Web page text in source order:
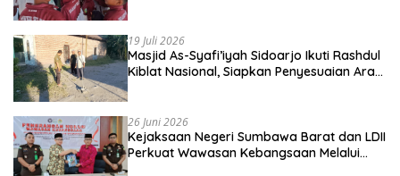
19 Juli 2026
Masjid As-Syafi’iyah Sidoarjo Ikuti Rashdul
Kiblat Nasional, Siapkan Penyesuaian Arah
26 Juni 2026
Kejaksaan Negeri Sumbawa Barat dan LDII
Perkuat Wawasan Kebangsaan Melalui